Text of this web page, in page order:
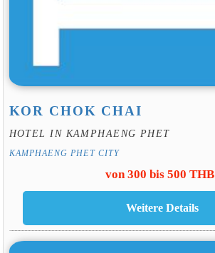
KOR CHOK CHAI
HOTEL IN KAMPHAENG PHET
KAMPHAENG PHET CITY
von 300 bis 500 THB